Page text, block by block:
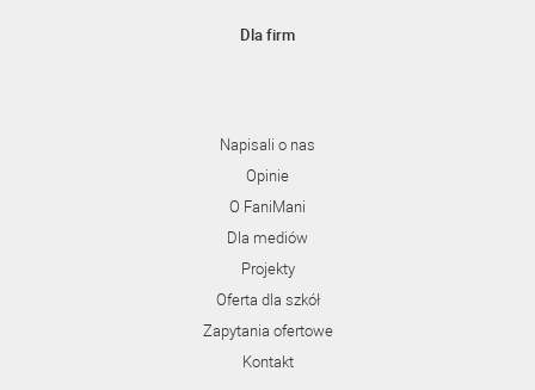
Dla firm
Napisali o nas
Opinie
O FaniMani
Dla mediów
Projekty
Oferta dla szkół
Zapytania ofertowe
Kontakt